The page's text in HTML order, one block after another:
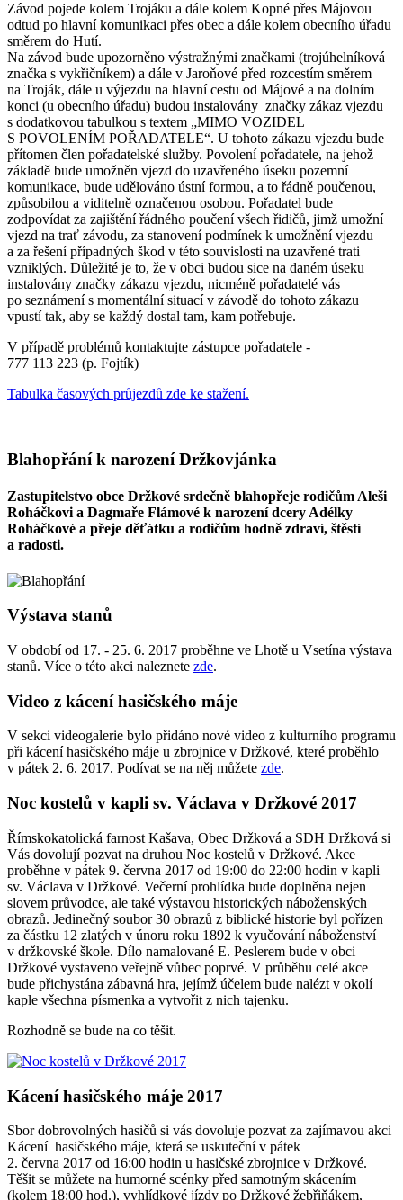
Závod pojede kolem Trojáku a dále kolem Kopné přes Májovou
odtud po hlavní komunikaci přes obec a dále kolem obecního úřadu
směrem do Hutí.
Na závod bude upozorněno výstražnými značkami (trojúhelníková
značka s vykřičníkem) a dále v Jaroňové před rozcestím směrem
na Troják, dále u výjezdu na hlavní cestu od Májové a na dolním
konci (u obecního úřadu) budou instalovány značky zákaz vjezdu
s dodatkovou tabulkou s textem „MIMO VOZIDEL
S POVOLENÍM POŘADATELE“. U tohoto zákazu vjezdu bude
přítomen člen pořadatelské služby. Povolení pořadatele, na jehož
základě bude umožněn vjezd do uzavřeného úseku pozemní
komunikace, bude udělováno ústní formou, a to řádně poučenou,
způsobilou a viditelně označenou osobou. Pořadatel bude
zodpovídat za zajištění řádného poučení všech řidičů, jimž umožní
vjezd na trať závodu, za stanovení podmínek k umožnění vjezdu
a za řešení případných škod v této souvislosti na uzavřené trati
vzniklých. Důležité je to, že v obci budou sice na daném úseku
instalovány značky zákazu vjezdu, nicméně pořadatelé vás
po seznámení s momentální situací v závodě do tohoto zákazu
vpustí tak, aby se každý dostal tam, kam potřebuje.
V případě problémů kontaktujte zástupce pořadatele -
777 113 223 (p. Fojtík)
Tabulka časových průjezdů zde ke stažení.
Blahopřání k narození Držkovjánka
Zastupitelstvo obce Držkové srdečně blahopřeje rodičům Aleši
Roháčkovi a Dagmaře Flámové k narození dcery Adélky
Roháčkové a přeje děťátku a rodičům hodně zdraví, štěstí
a radosti.
Výstava stanů
V období od 17. - 25. 6. 2017 proběhne ve Lhotě u Vsetína výstava
stanů. Více o této akci naleznete zde.
Video z kácení hasičského máje
V sekci videogalerie bylo přidáno nové video z kulturního programu
při kácení hasičského máje u zbrojnice v Držkové, které proběhlo
v pátek 2. 6. 2017. Podívat se na něj můžete zde.
Noc kostelů v kapli sv. Václava v Držkové 2017
Římskokatolická farnost Kašava, Obec Držková a SDH Držková si
Vás dovolují pozvat na druhou Noc kostelů v Držkové. Akce
proběhne v pátek 9. června 2017 od 19:00 do 22:00 hodin v kapli
sv. Václava v Držkové. Večerní prohlídka bude doplněna nejen
slovem průvodce, ale také výstavou historických náboženských
obrazů. Jedinečný soubor 30 obrazů z biblické historie byl pořízen
za částku 12 zlatých v únoru roku 1892 k vyučování náboženství
v držkovské škole. Dílo namalované E. Peslerem bude v obci
Držkové vystaveno veřejně vůbec poprvé. V průběhu celé akce
bude přichystána zábavná hra, jejímž účelem bude nalézt v okolí
kaple všechna písmenka a vytvořit z nich tajenku.
Rozhodně se bude na co těšit.
Kácení hasičského máje 2017
Sbor dobrovolných hasičů si vás dovoluje pozvat za zajímavou akci
Kácení hasičského máje, která se uskuteční v pátek
2. června 2017 od 16:00 hodin u hasičské zbrojnice v Držkové.
Těšit se můžete na humorné scénky před samotným skácením
(kolem 18:00 hod.), vyhlídkové jízdy po Držkové žebřiňákem,